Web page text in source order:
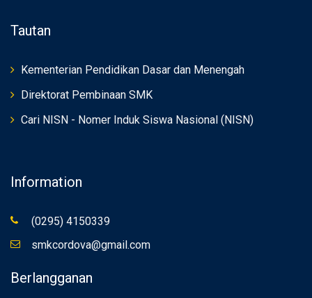
Tautan
Kementerian Pendidikan Dasar dan Menengah
Direktorat Pembinaan SMK
Cari NISN - Nomer Induk Siswa Nasional (NISN)
Information
(0295) 4150339
smkcordova@gmail.com
Berlangganan